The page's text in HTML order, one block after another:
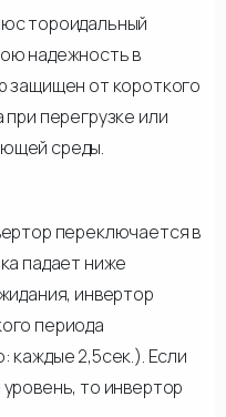
тороидальный
надежность в
защищен от короткого
перегрузке или
среды.
переключается в
падает ниже
инвертор
периода
каждые 2,5сек.). Если
то инвертор